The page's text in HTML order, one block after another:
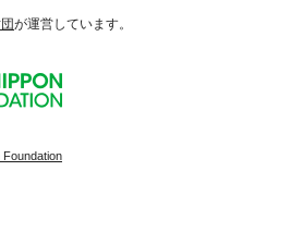
が運営しています。